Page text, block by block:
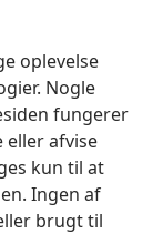
oplevelse
Nogle
fungerer
eller afvise
kun til at
Ingen af
brugt til